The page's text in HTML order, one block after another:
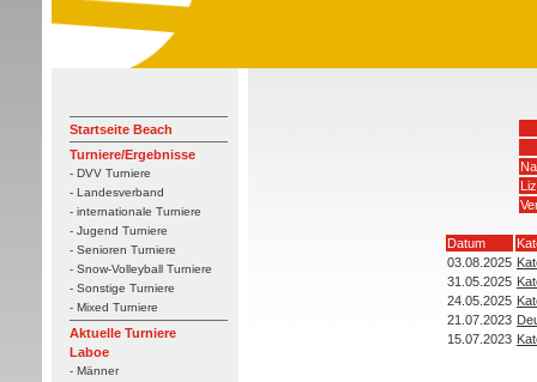
Startseite Beach
Turniere/Ergebnisse
- DVV Turniere
- Landesverband
- internationale Turniere
- Jugend Turniere
- Senioren Turniere
- Snow-Volleyball Turniere
- Sonstige Turniere
- Mixed Turniere
Aktuelle Turniere
Laboe
- Männer
Datum
03.08.2025
31.05.2025
24.05.2025
21.07.2023
15.07.2023